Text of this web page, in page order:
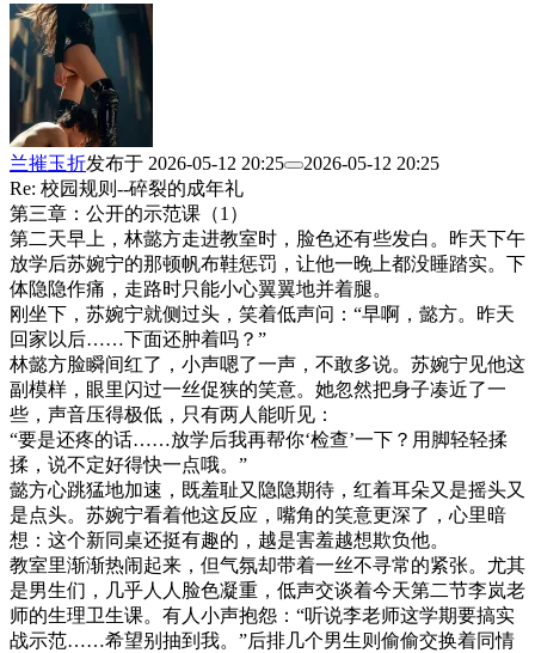
兰摧玉折发布于 2026-05-12 20:25
2026-05-12 20:25
Re: 校园规则--碎裂的成年礼
第三章：公开的示范课（1）
第二天早上，林懿方走进教室时，脸色还有些发白。昨天下午
放学后苏婉宁的那顿帆布鞋惩罚，让他一晚上都没睡踏实。下
体隐隐作痛，走路时只能小心翼翼地并着腿。
刚坐下，苏婉宁就侧过头，笑着低声问：“早啊，懿方。昨天
回家以后……下面还肿着吗？”
林懿方脸瞬间红了，小声嗯了一声，不敢多说。苏婉宁见他这
副模样，眼里闪过一丝促狭的笑意。她忽然把身子凑近了一
些，声音压得极低，只有两人能听见：
“要是还疼的话……放学后我再帮你‘检查’一下？用脚轻轻揉
揉，说不定好得快一点哦。”
懿方心跳猛地加速，既羞耻又隐隐期待，红着耳朵又是摇头又
是点头。苏婉宁看着他这反应，嘴角的笑意更深了，心里暗
想：这个新同桌还挺有趣的，越是害羞越想欺负他。
教室里渐渐热闹起来，但气氛却带着一丝不寻常的紧张。尤其
是男生们，几乎人人脸色凝重，低声交谈着今天第二节李岚老
师的生理卫生课。有人小声抱怨：“听说李老师这学期要搞实
战示范……希望别抽到我。”后排几个男生则偷偷交换着同情